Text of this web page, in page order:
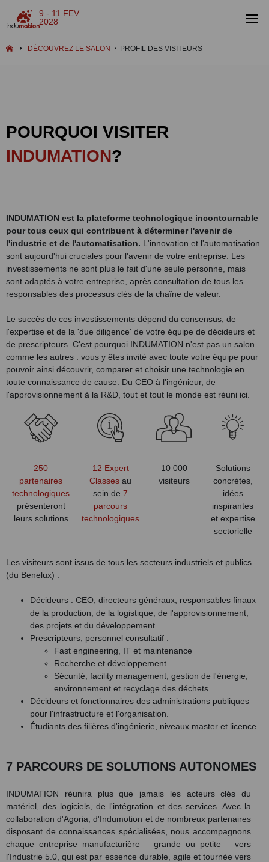
9 - 11 FEV
2028
DÉCOUVREZ LE SALON PROFIL DES VISITEURS
POURQUOI VISITER
INDUMATION?
INDUMATION est la plateforme technologique incontournable
pour tous ceux qui contribuent à déterminer l'avenir de
l'industrie et de l'automatisation. L'innovation et l'automatisation
sont aujourd'hui cruciales pour l'avenir de votre entreprise. Les
investissements ne sont plus le fait d'une seule personne, mais
sont adaptés à votre entreprise, après consultation de tous les
responsables des processus clés de la chaîne de valeur.
Le succès de ces investissements dépend du consensus, de
l'expertise et de la 'due diligence' de votre équipe de décideurs et
de prescripteurs. C'est pourquoi INDUMATION n'est pas un salon
comme les autres : vous y êtes invité avec toute votre équipe pour
pouvoir ainsi découvrir, comparer et choisir une technologie en
toute connaissance de cause. Du CEO à l'ingénieur, de
l'approvisionnement à la R&D, tout et tout le monde est réuni ici.
250
partenaires
technologiques
présenteront
leurs solutions
12 Expert
Classes au
sein de 7
parcours
technologiques
10 000
visiteurs
Solutions
concrètes,
idées
inspirantes
et expertise
sectorielle
Les visiteurs sont issus de tous les secteurs industriels et publics
(du Benelux) :
Décideurs : CEO, directeurs généraux, responsables finaux
de la production, de la logistique, de l'approvisionnement,
des projets et du développement.
Prescripteurs, personnel consultatif :
Fast engineering, IT et maintenance
Recherche et développement
Sécurité, facility management, gestion de l'énergie,
environnement et recyclage des déchets
Décideurs et fonctionnaires des administrations publiques
pour l'infrastructure et l'organisation.
Étudiants des filières d'ingénierie, niveaux master et licence.
7 PARCOURS DE SOLUTIONS AUTONOMES
INDUMATION réunira plus que jamais les acteurs clés du
matériel, des logiciels, de l'intégration et des services. Avec la
collaboration d'Agoria, d'Indumotion et de nombreux partenaires
disposant de connaissances spécialisées, nous accompagnons
chaque entreprise manufacturière – grande ou petite – vers
l'Industrie 5.0, qui est par essence durable, agile et tournée vers